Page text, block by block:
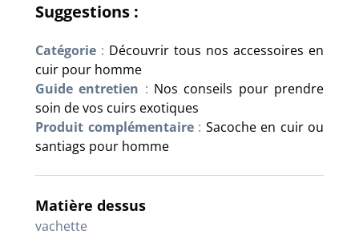
Suggestions :
Catégorie : Découvrir tous nos accessoires en
cuir pour homme
Guide entretien : Nos conseils pour prendre
soin de vos cuirs exotiques
Produit complémentaire: Sacoche en cuir ou
santiags pour homme
Matière dessus
vachette